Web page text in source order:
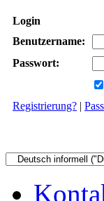
Login
Benutzername:
Passwort:
Registrierung? |